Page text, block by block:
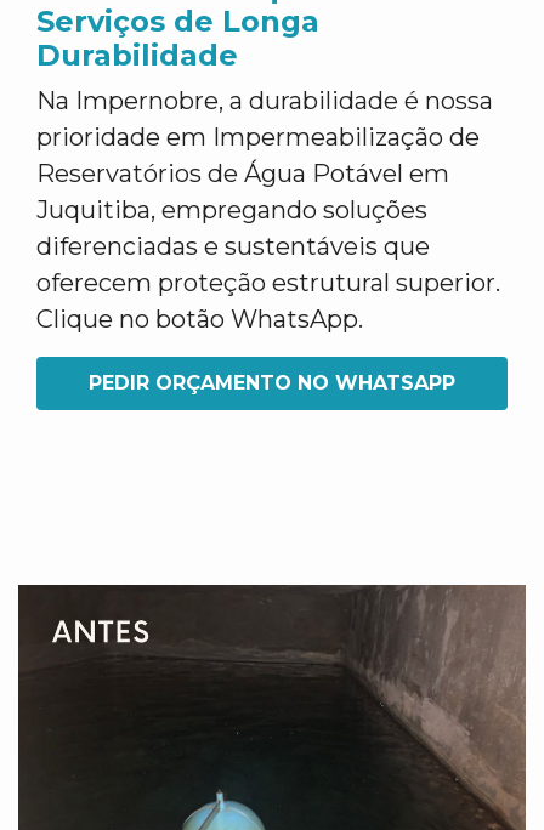
Serviços de Longa
Durabilidade
Na Impernobre, a durabilidade é nossa
prioridade em Impermeabilização de
Reservatórios de Água Potável em
Juquitiba, empregando soluções
diferenciadas e sustentáveis que
oferecem proteção estrutural superior.
Clique no botão WhatsApp.
PEDIR ORÇAMENTO NO WHATSAPP